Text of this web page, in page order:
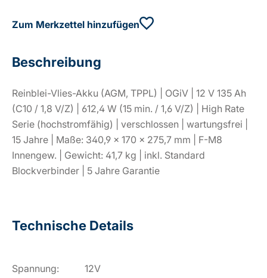
Zum Merkzettel hinzufügen
Beschreibung
Reinblei-Vlies-Akku (AGM, TPPL) | OGiV | 12 V 135 Ah
(C10 / 1,8 V/Z) | 612,4 W (15 min. / 1,6 V/Z) | High Rate
Serie (hochstromfähig) | verschlossen | wartungsfrei |
15 Jahre | Maße: 340,9 × 170 × 275,7 mm | F-M8
Innengew. | Gewicht: 41,7 kg | inkl. Standard
Blockverbinder | 5 Jahre Garantie
Technische Details
Spannung: 12V